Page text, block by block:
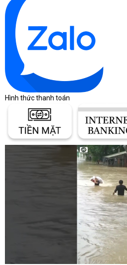
Hình thức thanh toán